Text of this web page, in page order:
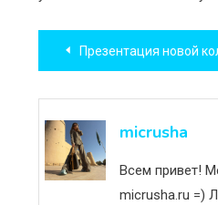
Навигация
по
записям
Презентация новой коллекции Alba
micrusha
Всем привет!
micrusha.ru =)